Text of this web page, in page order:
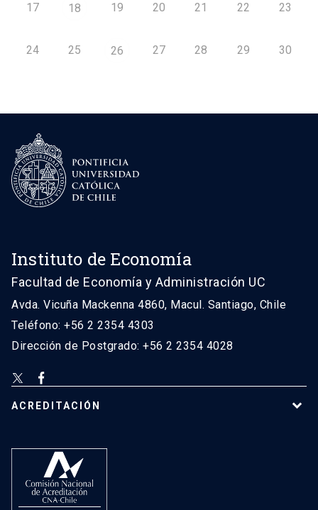
17 18 19 20 21 22 23
24 25 26 27 28 29 30
Instituto de Economía
Facultad de Economía y Administración UC
Avda. Vicuña Mackenna 4860, Macul. Santiago, Chile
Teléfono: +56 2 2354 4303
Dirección de Postgrado: +56 2 2354 4028
ACREDITACIÓN